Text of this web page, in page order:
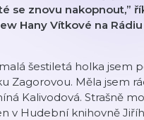
se znovu nakopnout,”
Hany Vítkové na Rádiu
šestiletá holka jsem
Zagorovou. Měla jsem
Kalivodová. Strašně
v Hudební knihovně